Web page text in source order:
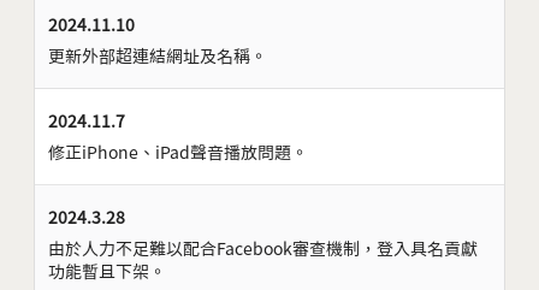
2024.11.10
更新外部超連結網址及名稱。
2024.11.7
修正iPhone、iPad聲音播放問題。
2024.3.28
由於人力不足難以配合Facebook審查機制，登入具名貢獻
功能暫且下架。